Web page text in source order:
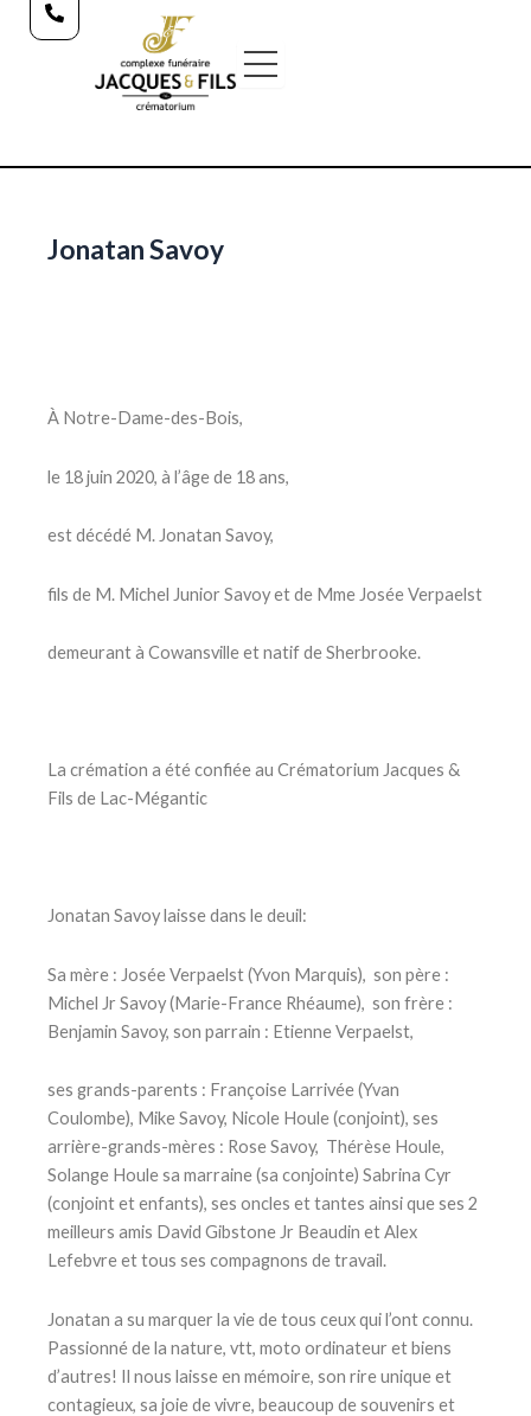
Jonatan Savoy
À Notre-Dame-des-Bois,
le 18 juin 2020, à l’âge de 18 ans,
est décédé M. Jonatan Savoy,
fils de M. Michel Junior Savoy et de Mme Josée Verpaelst
demeurant à Cowansville et natif de Sherbrooke.
La crémation a été confiée au Crématorium Jacques &
Fils de Lac-Mégantic
Jonatan Savoy laisse dans le deuil:
Sa mère : Josée Verpaelst (Yvon Marquis), son père :
Michel Jr Savoy (Marie-France Rhéaume), son frère :
Benjamin Savoy, son parrain : Etienne Verpaelst,
ses grands-parents : Françoise Larrivée (Yvan
Coulombe), Mike Savoy, Nicole Houle (conjoint), ses
arrière-grands-mères : Rose Savoy, Thérèse Houle,
Solange Houle sa marraine (sa conjointe) Sabrina Cyr
(conjoint et enfants), ses oncles et tantes ainsi que ses 2
meilleurs amis David Gibstone Jr Beaudin et Alex
Lefebvre et tous ses compagnons de travail.
Jonatan a su marquer la vie de tous ceux qui l’ont connu.
Passionné de la nature, vtt, moto ordinateur et biens
d’autres! Il nous laisse en mémoire, son rire unique et
contagieux, sa joie de vivre, beaucoup de souvenirs et